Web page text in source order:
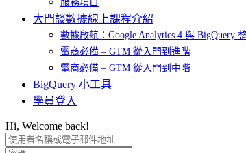
服務項目
大門談數據線上課程介紹
數據啟航：Google Analytics 4 與 BigQuery
電商必備 – GTM 從入門到進階
電商必備 – GTM 從入門到中階
BigQuery 小工具
學員登入
Hi, Welcome back!